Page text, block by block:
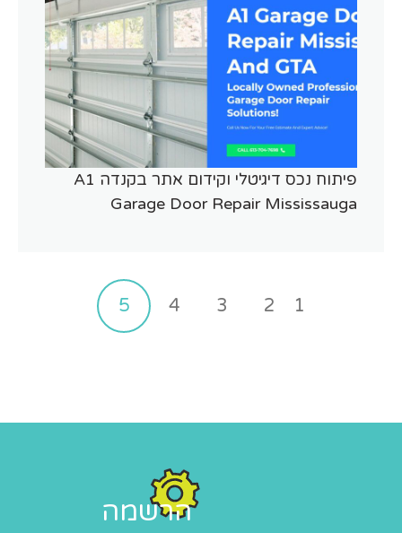
פיתוח נכס דיגיטלי וקידום אתר בקנדה A1
Garage Door Repair Mississauga
1
2
3
4
5
הרשמה